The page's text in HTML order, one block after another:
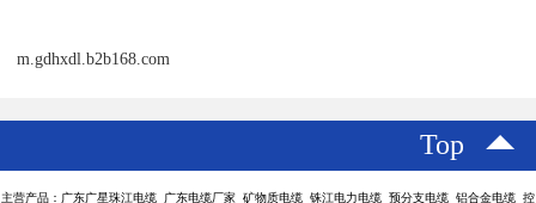
m.gdhxdl.b2b168.com
Top
主营产品：广东广星珠江电缆 广东电缆厂家 矿物质电缆 铢江电力电缆 预分支电缆 铝合金电缆 控